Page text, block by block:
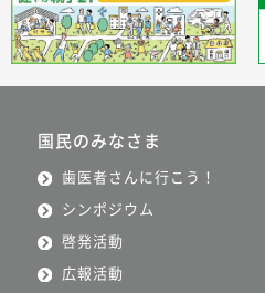
国民のみなさま
歯医者さんに行こう！
シンポジウム
啓発活動
広報活動